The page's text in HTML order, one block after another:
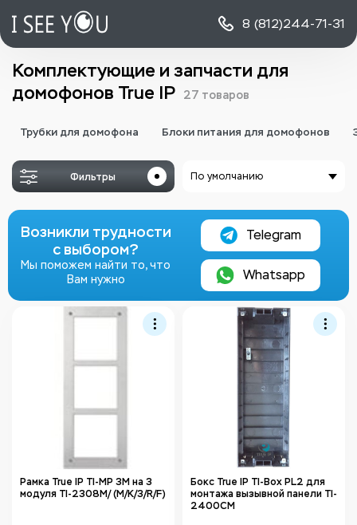
8 (812)244-71-31
Комплектующие и запчасти для
домофонов True IP
27 товаров
Трубки для домофона Блоки питания для домофонов
Фильтры По умолчанию
Возникли трудности
с выбором?
Мы поможем найти то, что
Вам нужно
Telegram
Whatsapp
Рамка True IP TI-MP 3M на 3
модуля TI-2308M/ (M/K/3/R/F)
Бокс True IP TI-Box PL2 для
монтажа вызывной панели TI-
2400СМ